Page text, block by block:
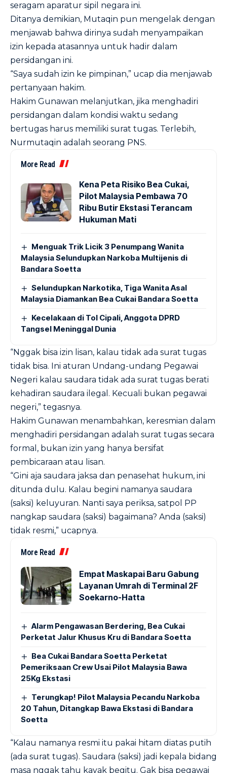
seragam aparatur sipil negara ini.
Ditanya demikian, Mutaqin pun mengelak dengan
menjawab bahwa dirinya sudah menyampaikan
izin kepada atasannya untuk hadir dalam
persidangan ini.
“Saya sudah izin ke pimpinan,” ucap dia menjawab
pertanyaan hakim.
Hakim Gunawan melanjutkan, jika menghadiri
persidangan dalam kondisi waktu sedang
bertugas harus memiliki surat tugas. Terlebih,
Nurmutaqin adalah seorang PNS.
More Read
Kena Peta Risiko Bea Cukai,
Pilot Malaysia Pembawa 70
Ribu Butir Ekstasi Terancam
Hukuman Mati
Menguak Trik Licik 3 Penumpang Wanita
Malaysia Selundupkan Narkoba Multijenis di
Bandara Soetta
Selundupkan Narkotika, Tiga Wanita Asal
Malaysia Diamankan Bea Cukai Bandara Soetta
Kecelakaan di Tol Cipali, Anggota DPRD
Tangsel Meninggal Dunia
“Nggak bisa izin lisan, kalau tidak ada surat tugas
tidak bisa. Ini aturan Undang-undang Pegawai
Negeri kalau saudara tidak ada surat tugas berati
kehadiran saudara ilegal. Kecuali bukan pegawai
negeri,” tegasnya.
Hakim Gunawan menambahkan, keresmian dalam
menghadiri persidangan adalah surat tugas secara
formal, bukan izin yang hanya bersifat
pembicaraan atau lisan.
“Gini aja saudara jaksa dan penasehat hukum, ini
ditunda dulu. Kalau begini namanya saudara
(saksi) keluyuran. Nanti saya periksa, satpol PP
nangkap saudara (saksi) bagaimana? Anda (saksi)
tidak resmi,” ucapnya.
More Read
Empat Maskapai Baru Gabung
Layanan Umrah di Terminal 2F
Soekarno-Hatta
Alarm Pengawasan Berdering, Bea Cukai
Perketat Jalur Khusus Kru di Bandara Soetta
Bea Cukai Bandara Soetta Perketat
Pemeriksaan Crew Usai Pilot Malaysia Bawa
25Kg Ekstasi
Terungkap! Pilot Malaysia Pecandu Narkoba
20 Tahun, Ditangkap Bawa Ekstasi di Bandara
Soetta
“Kalau namanya resmi itu pakai hitam diatas putih
(ada surat tugas). Saudara (saksi) jadi kepala bidang
masa nggak tahu kayak begitu. Gak bisa pegawai